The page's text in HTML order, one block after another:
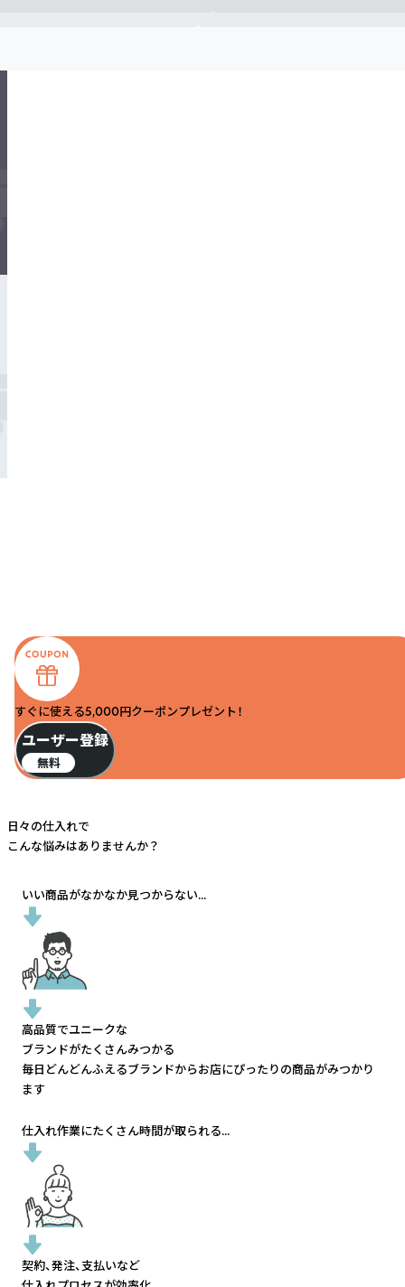
すぐに使える5,000円クーポンプレゼント！
ユーザー登録
無料
日々の仕入れで
こんな悩みはありませんか？
いい商品がなかなか見つからない...
高品質でユニークな
ブランドがたくさんみつかる
毎日どんどんふえるブランドからお店にぴったりの商品がみつかり
ます
仕入れ作業にたくさん時間が取られる...
契約、発注、支払いなど